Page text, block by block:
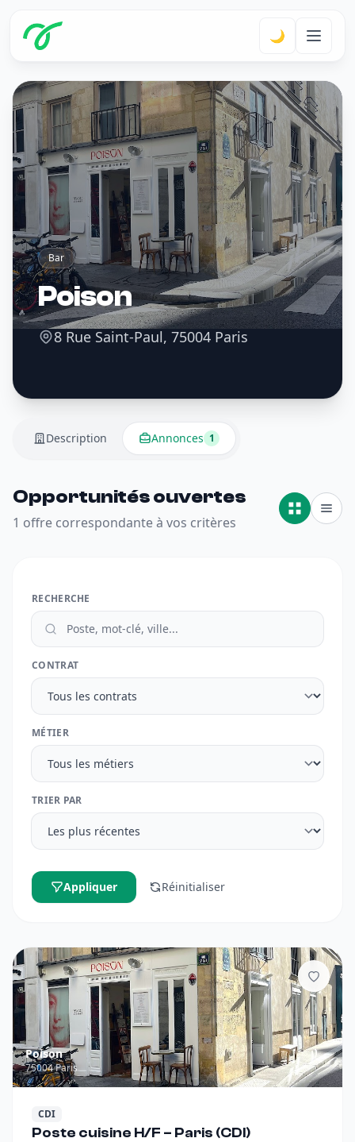
🌙
Bar
Poison
8 Rue Saint-Paul, 75004 Paris
Description Annonces 1
Opportunités ouvertes
1 offre correspondante à vos critères
RECHERCHE
CONTRAT
MÉTIER
TRIER PAR
Appliquer Réinitialiser
Poison
75004 Paris
CDI
Poste cuisine H/F – Paris (CDI)